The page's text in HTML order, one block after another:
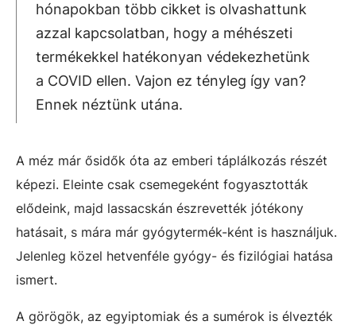
hónapokban több cikket is olvashattunk
azzal kapcsolatban, hogy a méhészeti
termékekkel hatékonyan védekezhetünk
a COVID ellen. Vajon ez tényleg így van?
Ennek néztünk utána.
A méz már ősidők óta az emberi táplálkozás részét
képezi. Eleinte csak csemegeként fogyasztották
elődeink, majd lassacskán észrevették jótékony
hatásait, s mára már gyógytermék-ként is használjuk.
Jelenleg közel hetvenféle gyógy- és fizilógiai hatása
ismert.
A görögök, az egyiptomiak és a sumérok is élvezték